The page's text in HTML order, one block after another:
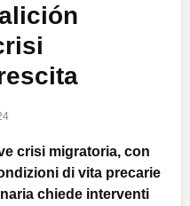
crisi migratoria, con
di vita precarie
chiede interventi